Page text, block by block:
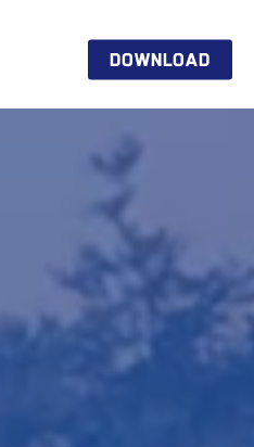
DOWNLOAD